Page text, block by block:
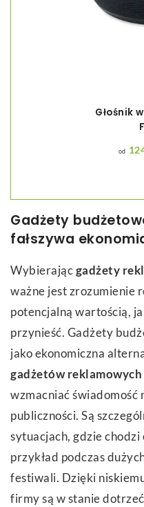
Głośnik
Gadżety
fałszywa
Wybierającgadżety
ważne jest zrozumienie
potencjalną wartością,
przynieść. Gadżety
jako ekonomiczna
gadżetów
wzmacniać świadomość
publiczności. Są
sytuacjach, gdzie
przykład podczas
festiwali. Dzięki
firmy są w stanie